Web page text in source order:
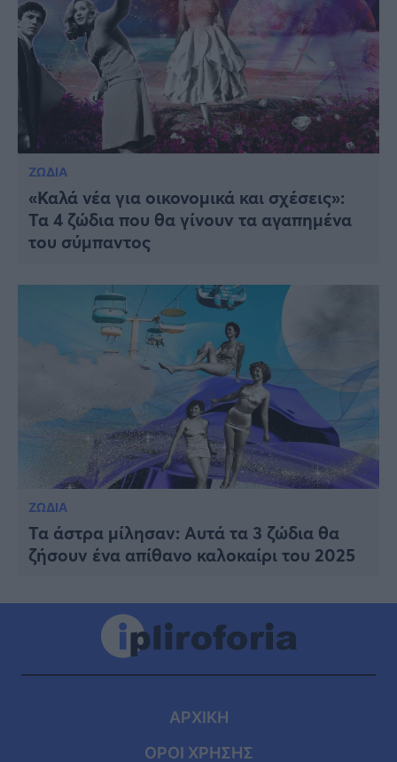
ΖΩΔΙΑ
«Καλά νέα για οικονομικά και σχέσεις»:
Τα 4 ζώδια που θα γίνουν τα αγαπημένα
του σύμπαντος
ΖΩΔΙΑ
Τα άστρα μίλησαν: Αυτά τα 3 ζώδια θα
ζήσουν ένα απίθανο καλοκαίρι του 2025
ΑΡΧΙΚΗ
ΟΡΟΙ ΧΡΗΣΗΣ